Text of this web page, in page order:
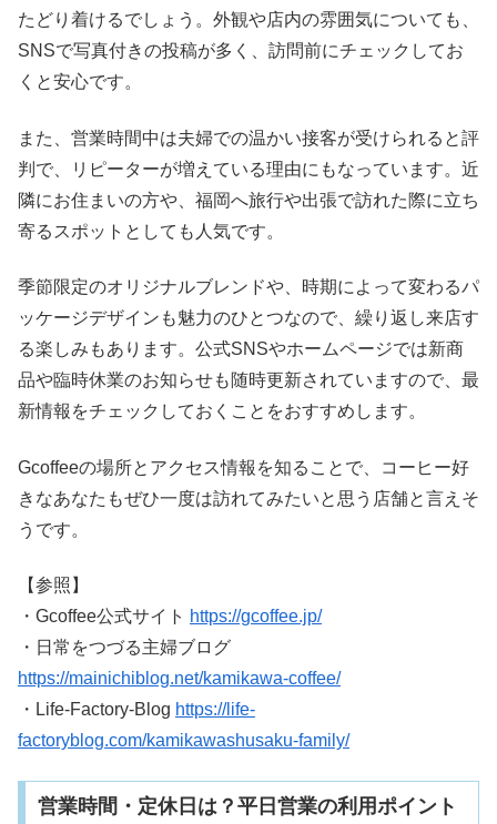
たどり着けるでしょう。外観や店内の雰囲気についても、
SNSで写真付きの投稿が多く、訪問前にチェックしてお
くと安心です。
また、営業時間中は夫婦での温かい接客が受けられると評
判で、リピーターが増えている理由にもなっています。近
隣にお住まいの方や、福岡へ旅行や出張で訪れた際に立ち
寄るスポットとしても人気です。
季節限定のオリジナルブレンドや、時期によって変わるパ
ッケージデザインも魅力のひとつなので、繰り返し来店す
る楽しみもあります。公式SNSやホームページでは新商
品や臨時休業のお知らせも随時更新されていますので、最
新情報をチェックしておくことをおすすめします。
Gcoffeeの場所とアクセス情報を知ることで、コーヒー好
きなあなたもぜひ一度は訪れてみたいと思う店舗と言えそ
うです。
【参照】
・Gcoffee公式サイト https://gcoffee.jp/
・日常をつづる主婦ブログ
https://mainichiblog.net/kamikawa-coffee/
・Life-Factory-Blog https://life-
factoryblog.com/kamikawashusaku-family/
営業時間・定休日は？平日営業の利用ポイント